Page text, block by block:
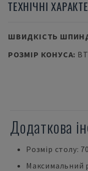
ТЕХНІЧНІ
ШВИДКІСТЬ
РОЗМІР КОНУСА:
Додаткова
Розмір столу:
Максимальний